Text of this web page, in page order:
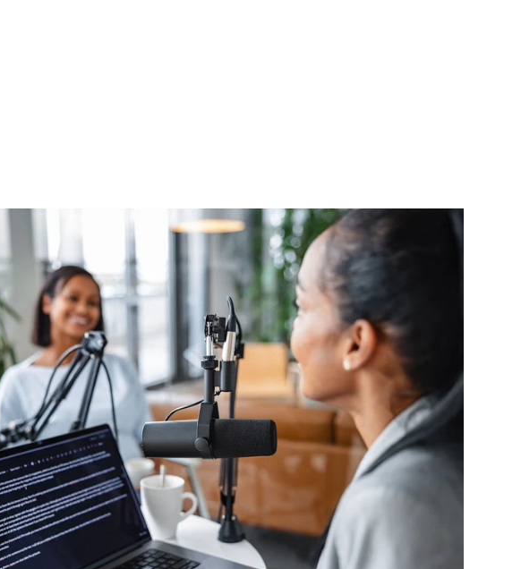
NEO
har de
år där